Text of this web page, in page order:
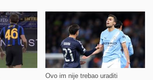
Ovo im nije trebao uraditi